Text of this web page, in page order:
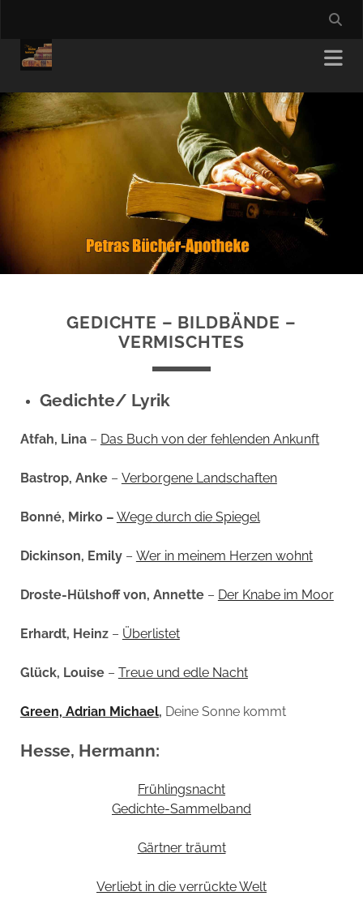
GEDICHTE – BILDBÄNDE –
VERMISCHTES
Gedichte/ Lyrik
Atfah, Lina– Das Buch von der fehlenden Ankunft
Bastrop, Anke– Verborgene Landschaften
Bonné, Mirko – WegedurchdieSpiegel
Dickinson, Emily– Wer in meinem Herzen wohnt
Droste-Hülshoff von, Annette– Der Knabe im Moor
Erhardt, Heinz– Überlistet
Glück, Louise – Treue und edle Nacht
Green, Adrian Michael, Deine Sonne kommt
Hesse, Hermann:
Frühlingsnacht
Gedichte-Sammelband
Gärtner träumt
Verliebt in die verrückte Welt